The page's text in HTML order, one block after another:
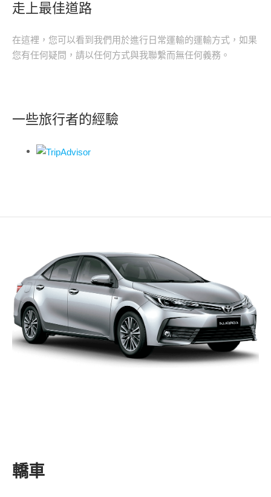
走上最佳道路
在這裡，您可以看到我們用於進行日常運輸的運輸方式，如果
您有任何疑問，請以任何方式與我聯繫而無任何義務。
一些旅行者的經驗
轎車